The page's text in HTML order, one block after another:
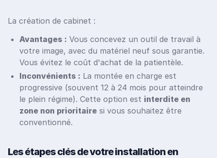
La création de cabinet :
Avantages : Vous concevez un outil de travail à
votre image, avec du matériel neuf sous garantie.
Vous évitez le coût d'achat de la patientèle.
Inconvénients : La montée en charge est
progressive (souvent 12 à 24 mois pour atteindre
le plein régime). Cette option est interdite en
zone non prioritaire si vous souhaitez être
conventionné.
Les étapes clés de votre installation en